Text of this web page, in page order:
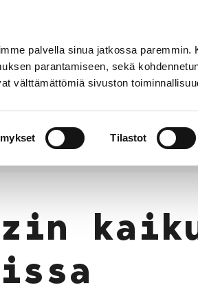
palvella sinua jatkossa paremmin.
parantamiseen, sekä
välttämättömiä sivuston
Tilastot